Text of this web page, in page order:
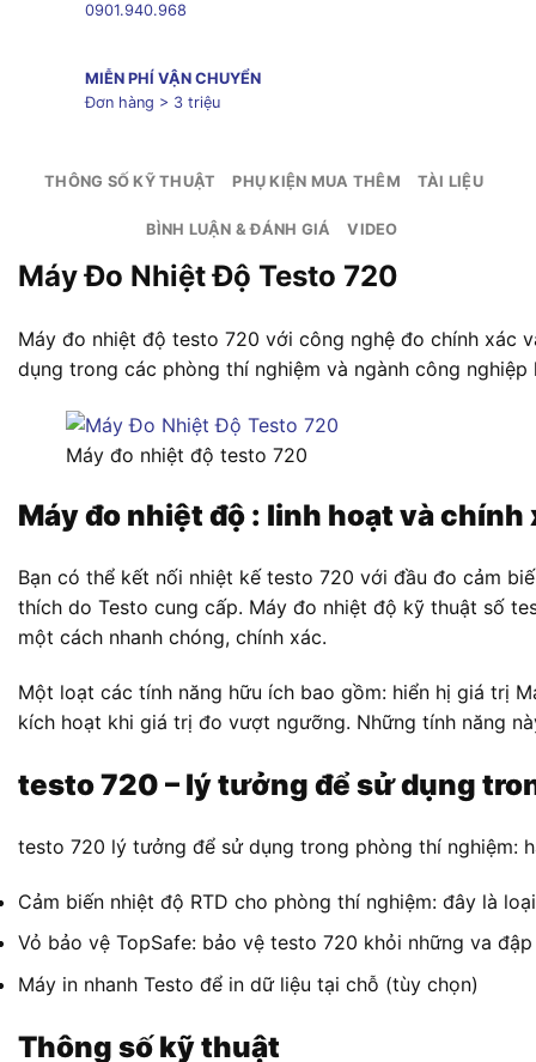
0901.940.968
MIỄN PHÍ VẬN CHUYỂN
Đơn hàng > 3 triệu
THÔNG SỐ KỸ THUẬT PHỤ KIỆN MUA THÊM TÀI LIỆU
BÌNH LUẬN & ĐÁNH GIÁ VIDEO
Máy Đo Nhiệt Độ Testo 720
Máy đo nhiệt độ testo 720 với công nghệ đo chính xác
dụng trong các phòng thí nghiệm và ngành công nghiệp
Máy đo nhiệt độ testo 720
Máy đo nhiệt độ : linh hoạt và chính
Bạn có thể kết nối nhiệt kế testo 720 với đầu đo cảm
thích do Testo cung cấp. Máy đo nhiệt độ kỹ thuật số
một cách nhanh chóng, chính xác.
Một loạt các tính năng hữu ích bao gồm: hiển hị giá trị
kích hoạt khi giá trị đo vượt ngưỡng. Những tính năng
testo 720 – lý tưởng để sử dụng
testo 720 lý tưởng để sử dụng trong phòng thí nghiệm:
Cảm biến nhiệt độ RTD cho phòng thí nghiệm: đây là
Vỏ bảo vệ TopSafe: bảo vệ testo 720 khỏi những va
Máy in nhanh Testo để in dữ liệu tại chỗ (tùy chọn)
Thông số kỹ thuật